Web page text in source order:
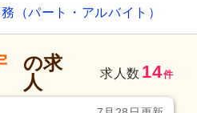
（パート・アルバイト）
の求
人
求人数 14件